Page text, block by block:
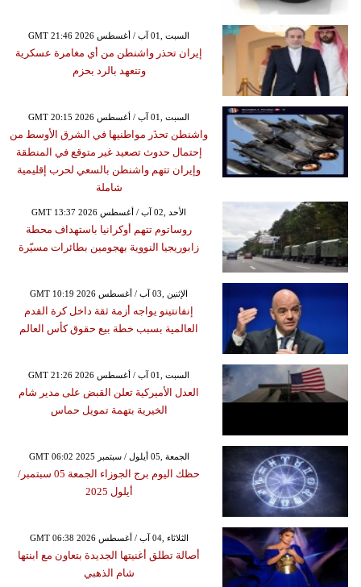
GMT 21:46 2026 السبت ,01 آب / أغسطس
إيران تحذر واشنطن من أي مغامرة عسكرية
وتتعهد بالرد بحزم
GMT 20:15 2026 السبت ,01 آب / أغسطس
واشنطن تحذَر مواطنيها في الشرق الأوسط من
إحتمال حدوث تصعيد غير متوقع في المنطقة
وإيران تتهم واشنطن بالسعي لحرب إقليمية
شاملة
GMT 13:37 2026 الأحد ,02 آب / أغسطس
روساتوم تتهم أوكرانيا باستهداف محطة
زابوريجيا النووية بهجومين بطائرات مسيّرة
GMT 10:19 2026 الإثنين ,03 آب / أغسطس
إنفانتينو يواجه أزمة ثقة داخل كرة القدم
العالمية بسبب خطة بيع حقوق كأس العالم
GMT 21:26 2026 السبت ,01 آب / أغسطس
العدل الأميركية تعلن القبض على مدير شام
الخيرية بتهمة تمويل حماس
GMT 06:02 2025 الجمعة ,05 أيلول / سبتمبر
حظك اليوم برج الجوزاء الجمعة 05 سبتمبر/
أيلول 2025
GMT 06:38 2026 الثلاثاء ,04 آب / أغسطس
أصالة تطلق أغنيتها الجديدة بتعاون مع ابنتها
شام الذهبي